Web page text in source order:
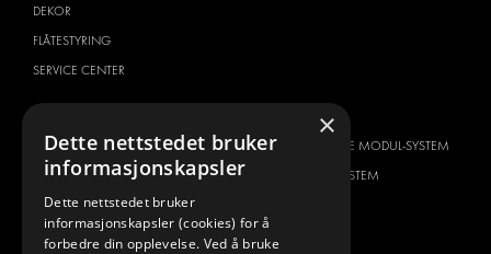
DEKOR
FLÅTESTYRING
SERVICE CENTER
CITROËN
DACIA
FIAT
HVORFOR VELGE MODUL-SYSTEM
OM MODUL-SYSTEM
×
Dette nettstedet bruker
informasjonskapsler
Dette nettstedet bruker
informasjonskapsler (cookies) for å
forbedre din opplevelse. Ved å bruke